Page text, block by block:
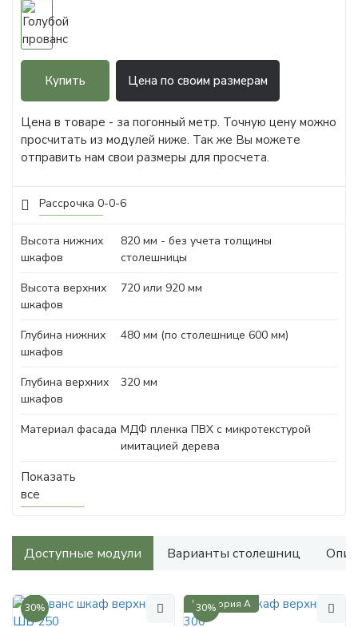
Рассрочка 0-0-6
Купить Цена по своим размерам
Цена в товаре - за погонный метр. Точную цену можно
просчитать из модулей ниже. Так же Вы можете
отправить нам свои размеры для просчета.
Высота нижних
шкафов
820 мм - без учета толщины
столешницы
Высота верхних
шкафов
720 или 920 мм
Глубина нижних
шкафов
480 мм (по столешнице 600 мм)
Глубина верхних
шкафов
320 мм
Материал фасада МДФ пленка ПВХ с микротекстурой
имитацией дерева
Показать
все
Доступные модули Варианты столешниц
30% Категория А
30%